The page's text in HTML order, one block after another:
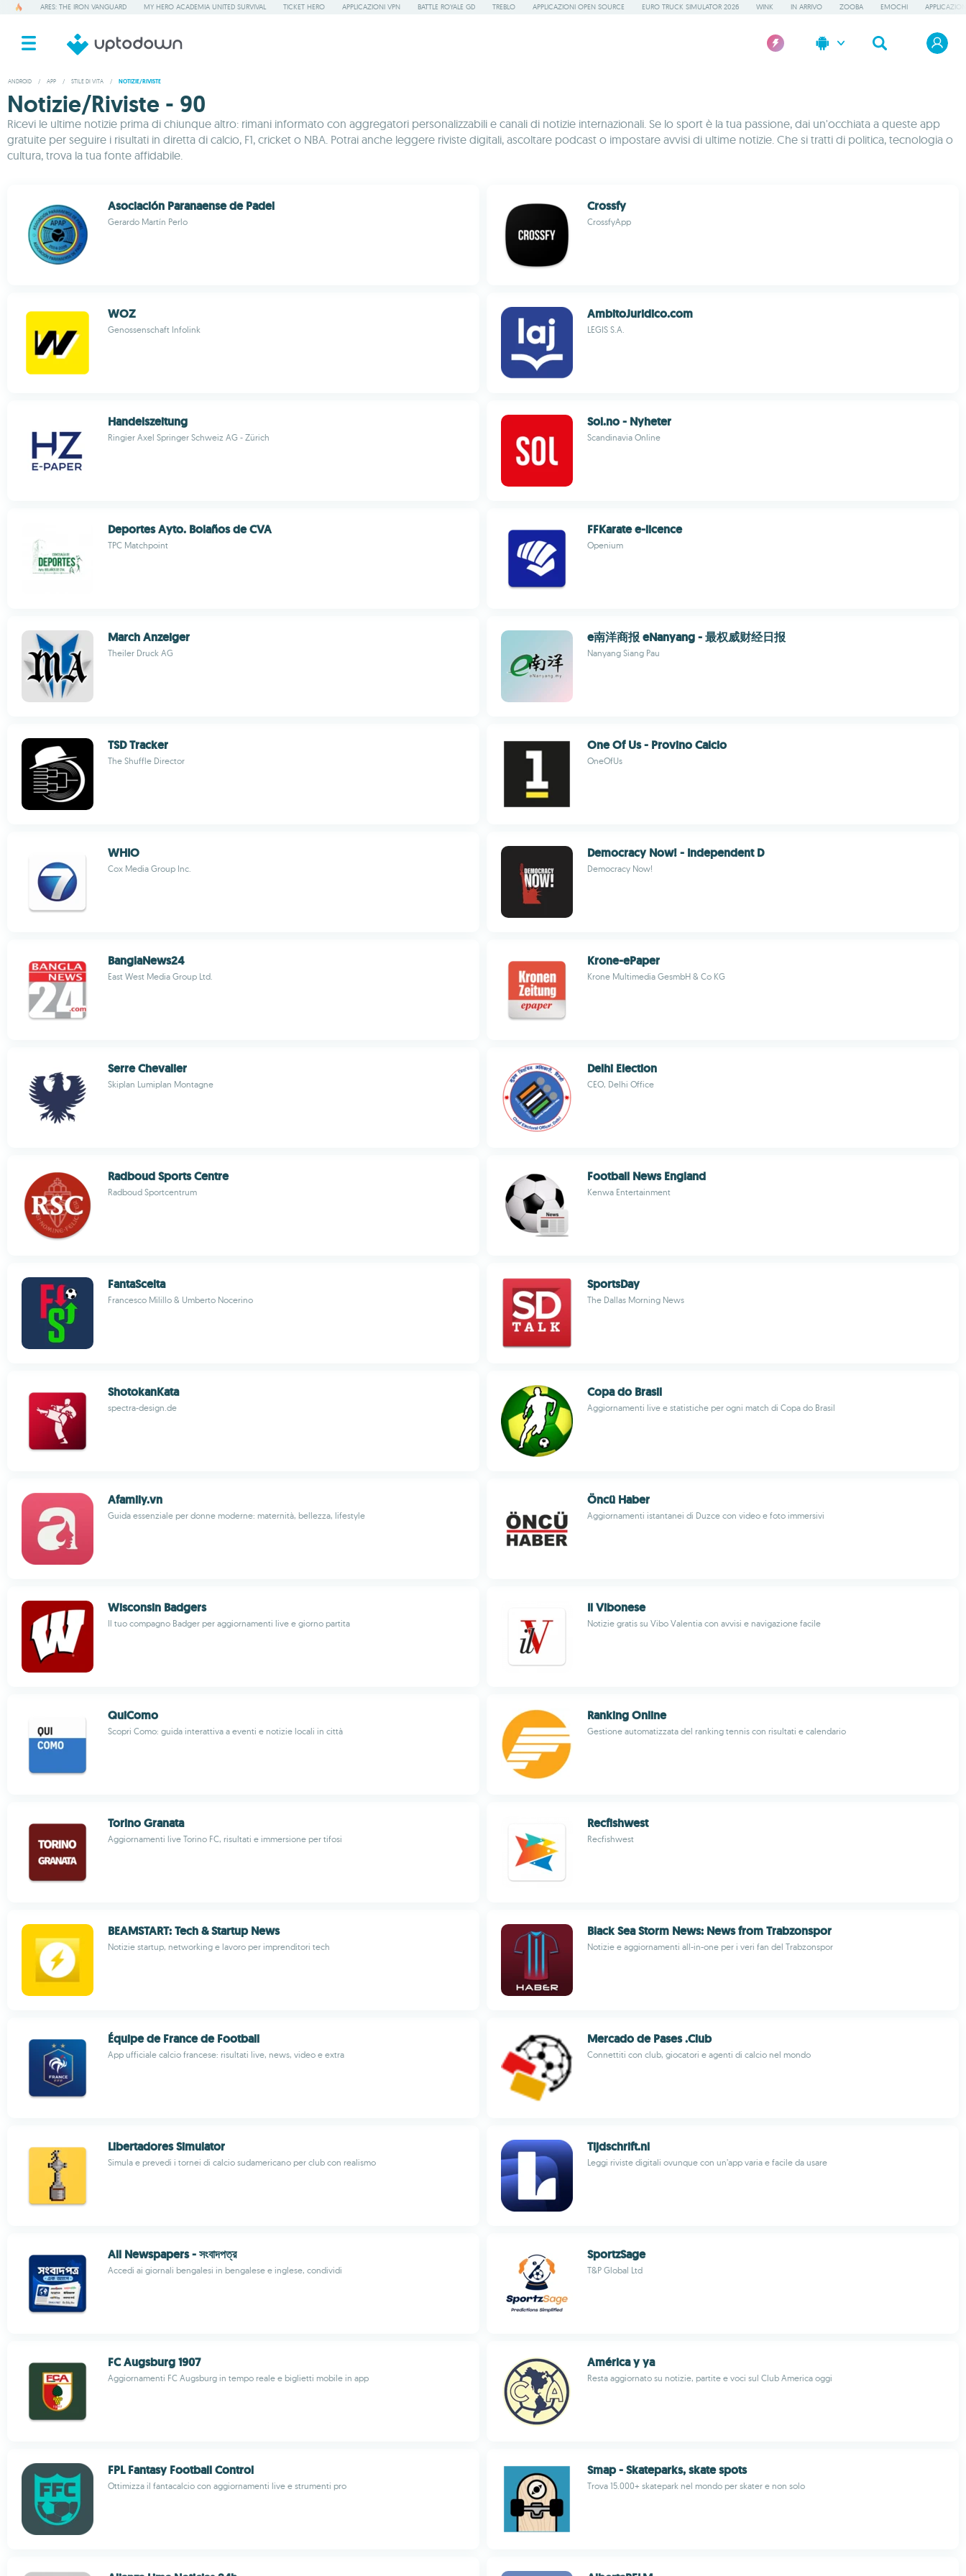
ARES: THE IRON VANGUARD MY HERO ACADEMIA UNITED SURVIVAL TICKET HERO APPLICAZIONI VPN BATTLE ROYALE GD TREBLO APPLICAZIONI OPEN SOURCE EURO TRUCK SIMULATOR 2026 WINK IN ARRIVO ZOOBA EMOCHI
ANDROID / APP / STILE DI VITA / NOTIZIE/RIVISTE
Notizie/Riviste - 90
Ricevi le ultime notizie prima di chiunque altro: rimani informato con aggregatori personalizzabili e canali di notizie internazionali. Se lo sport è la tua passione, dai un'occhiata a queste app
gratuite per seguire i risultati in diretta di calcio, F1, cricket o NBA. Potrai anche leggere riviste digitali, ascoltare podcast o impostare avvisi di ultime notizie. Che si tratti di politica, tecnologia o
cultura, trova la tua fonte affidabile.
Asociación Paranaense de Padel
Gerardo Martín Perlo
Crossfy
CrossfyApp
WOZ
Genossenschaft Infolink
AmbitoJuridico.com
LEGIS S.A.
Handelszeitung
Ringier Axel Springer Schweiz AG - Zürich
Sol.no - Nyheter
Scandinavia Online
Deportes Ayto. Bolaños de CVA
TPC Matchpoint
FFKarate e-licence
Openium
March Anzeiger
Theiler Druck AG
e南洋商报 eNanyang - 最权威财经日报
Nanyang Siang Pau
TSD Tracker
The Shuffle Director
One Of Us - Provino Calcio
OneOfUs
WHIO
Cox Media Group Inc.
Democracy Now! - Independent D
Democracy Now!
BanglaNews24
East West Media Group Ltd.
Krone-ePaper
Krone Multimedia GesmbH & Co KG
Serre Chevalier
Skiplan Lumiplan Montagne
Delhi Election
CEO, Delhi Office
Radboud Sports Centre
Radboud Sportcentrum
Football News England
Kenwa Entertainment
FantaScelta
Francesco Milillo & Umberto Nocerino
SportsDay
The Dallas Morning News
ShotokanKata
spectra-design.de
Copa do Brasil
Aggiornamenti live e statistiche per ogni match di Copa do Brasil
Afamily.vn
Guida essenziale per donne moderne: maternità, bellezza, lifestyle
Öncü Haber
Aggiornamenti istantanei di Duzce con video e foto immersivi
Wisconsin Badgers
Il tuo compagno Badger per aggiornamenti live e giorno partita
Il Vibonese
Notizie gratis su Vibo Valentia con avvisi e navigazione facile
QuiComo
Scopri Como: guida interattiva a eventi e notizie locali in città
Ranking Online
Gestione automatizzata del ranking tennis con risultati e calendario
Torino Granata
Aggiornamenti live Torino FC, risultati e immersione per tifosi
Recfishwest
Recfishwest
BEAMSTART: Tech & Startup News
Notizie startup, networking e lavoro per imprenditori tech
Black Sea Storm News: News from Trabzonspor
Notizie e aggiornamenti all-in-one per i veri fan del Trabzonspor
Équipe de France de Football
App ufficiale calcio francese: risultati live, news, video e extra
Mercado de Pases .Club
Connettiti con club, giocatori e agenti di calcio nel mondo
Libertadores Simulator
Simula e prevedi i tornei di calcio sudamericano per club con realismo
Tijdschrift.nl
Leggi riviste digitali ovunque con un’app varia e facile da usare
All Newspapers - সংবাদপত্র
Accedi ai giornali bengalesi in bengalese e inglese, condividi
SportzSage
T&P Global Ltd
FC Augsburg 1907
Aggiornamenti FC Augsburg in tempo reale e biglietti mobile in app
América y ya
Resta aggiornato su notizie, partite e voci sul Club America oggi
FPL Fantasy Football Control
Ottimizza il fantacalcio con aggiornamenti live e strumenti pro
Smap - Skateparks, skate spots
Trova 15.000+ skatepark nel mondo per skater e non solo